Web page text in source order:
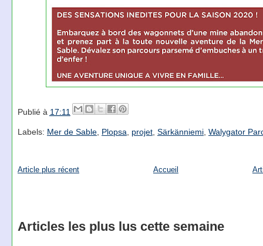
Publié à 17:11
Labels: Mer de Sable, Plopsa projet, Särkänniemi, Walygator
Article plus récent Accueil
Articles les plus lus cette semaine